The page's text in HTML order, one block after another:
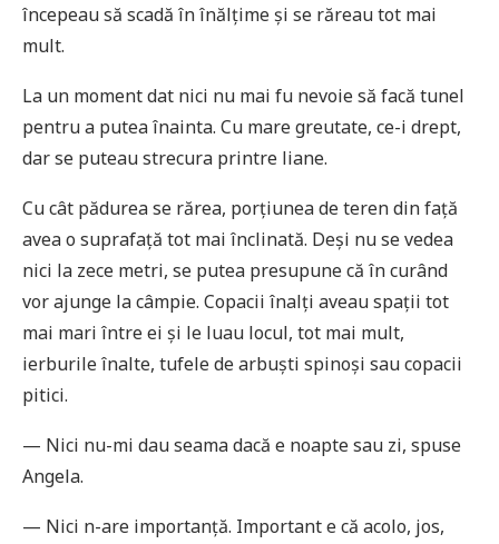
începeau să scadă în înălțime și se răreau tot mai
mult.
La un moment dat nici nu mai fu nevoie să facă tunel
pentru a putea înainta. Cu mare greutate, ce-i drept,
dar se puteau strecura printre liane.
Cu cât pădurea se rărea, porțiunea de teren din față
avea o suprafață tot mai înclinată. Deși nu se vedea
nici la zece metri, se putea presupune că în curând
vor ajunge la câmpie. Copacii înalți aveau spații tot
mai mari între ei și le luau locul, tot mai mult,
ierburile înalte, tufele de arbuști spinoși sau copacii
pitici.
— Nici nu-mi dau seama dacă e noapte sau zi, spuse
Angela.
— Nici n-are importanță. Important e că acolo, jos,